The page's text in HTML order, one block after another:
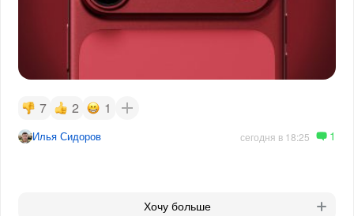
7 2 1
Илья Сидоров сегодня в 18:25 1
Хочу больше